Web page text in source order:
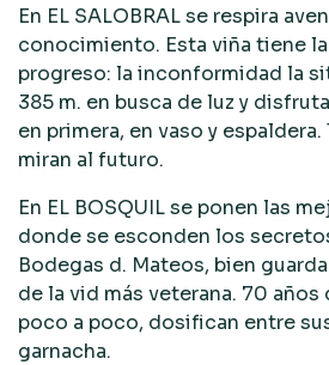
En EL SALOBRAL se respira
conocimiento. Esta viña tiene
progreso: la inconformidad la
385 m. en busca de luz y
en primera, en vaso y
miran al futuro.
En EL BOSQUIL se ponen las
donde se esconden los
Bodegas d. Mateos, bien
de la vid más veterana. 70
poco a poco, dosifican entre
garnacha.